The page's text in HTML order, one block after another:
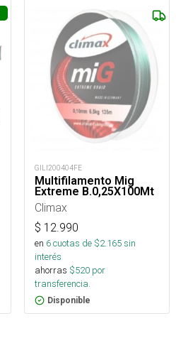
GILI200404FE
Multifilamento Mig
Extreme B.0,25X100Mt
Climax
$ 12.990
en 6cuotas de $2.165sin
interés
ahorras $520 por
transferencia.
Disponible